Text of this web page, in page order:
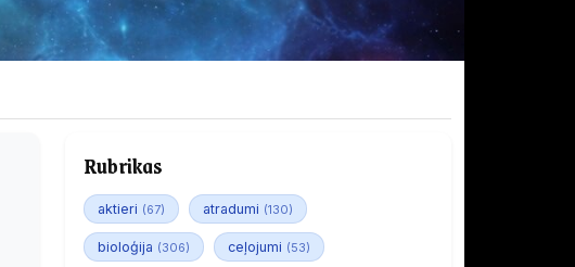
Rubrikas
aktieri (67) atradumi (130)
bioloģija (306) ceļojumi (53)